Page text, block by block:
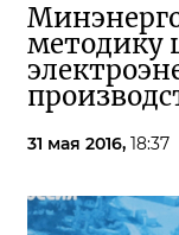
методику
31 мая 2016, 18:37